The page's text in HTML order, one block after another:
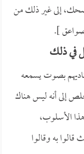
إلى غير ذلك من
].
في ذلك
بصوت يسمعه
إلى أنه ليس هناك
الأسلوب،
به وقالوا